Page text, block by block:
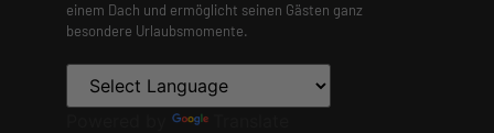
einem Dach und ermöglicht seinen Gästen ganz
besondere Urlaubsmomente.